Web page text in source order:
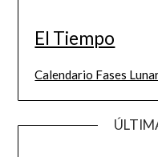
El Tiempo
Calendario Fases